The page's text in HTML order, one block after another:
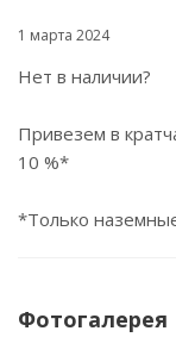
1 марта 2024
Нет в наличии?
Привезем в
10 %*
*Только
Фотогалерея